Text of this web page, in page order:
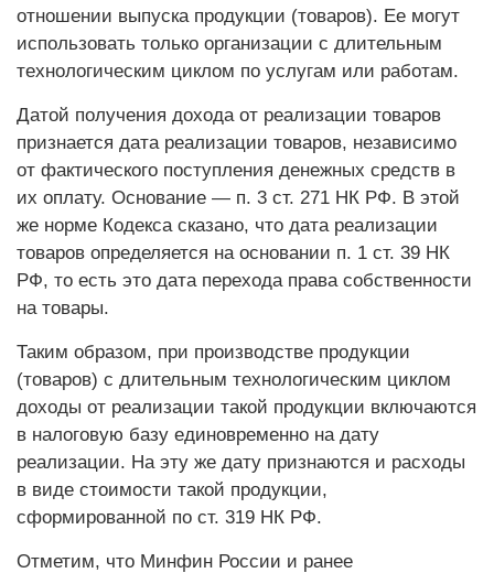
отношении выпуска продукции (товаров). Ее могут
использовать только организации с длительным
технологическим циклом по услугам или работам.
Датой получения дохода от реализации товаров
признается дата реализации товаров, независимо
от фактического поступления денежных средств в
их оплату. Основание — п. 3 ст. 271 НК РФ. В этой
же норме Кодекса сказано, что дата реализации
товаров определяется на основании п. 1 ст. 39 НК
РФ, то есть это дата перехода права собственности
на товары.
Таким образом, при производстве продукции
(товаров) с длительным технологическим циклом
доходы от реализации такой продукции включаются
в налоговую базу единовременно на дату
реализации. На эту же дату признаются и расходы
в виде стоимости такой продукции,
сформированной по ст. 319 НК РФ.
Отметим, что Минфин России и ранее